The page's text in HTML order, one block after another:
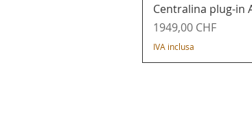
Centralina plug-in
Prezzo
1949,00 CHF
IVA inclusa